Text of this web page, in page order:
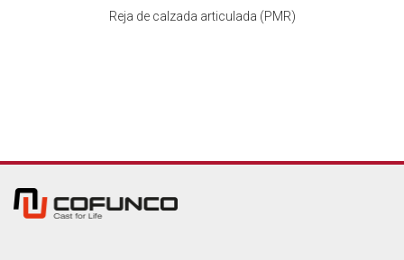
Reja de calzada articulada (PMR)